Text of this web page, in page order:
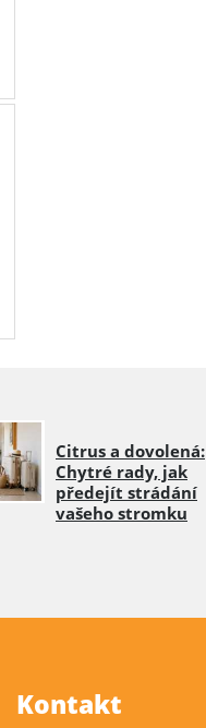
Citrus a dovolená:
Chytré rady, jak
předejít strádání
vašeho stromku
Kontakt